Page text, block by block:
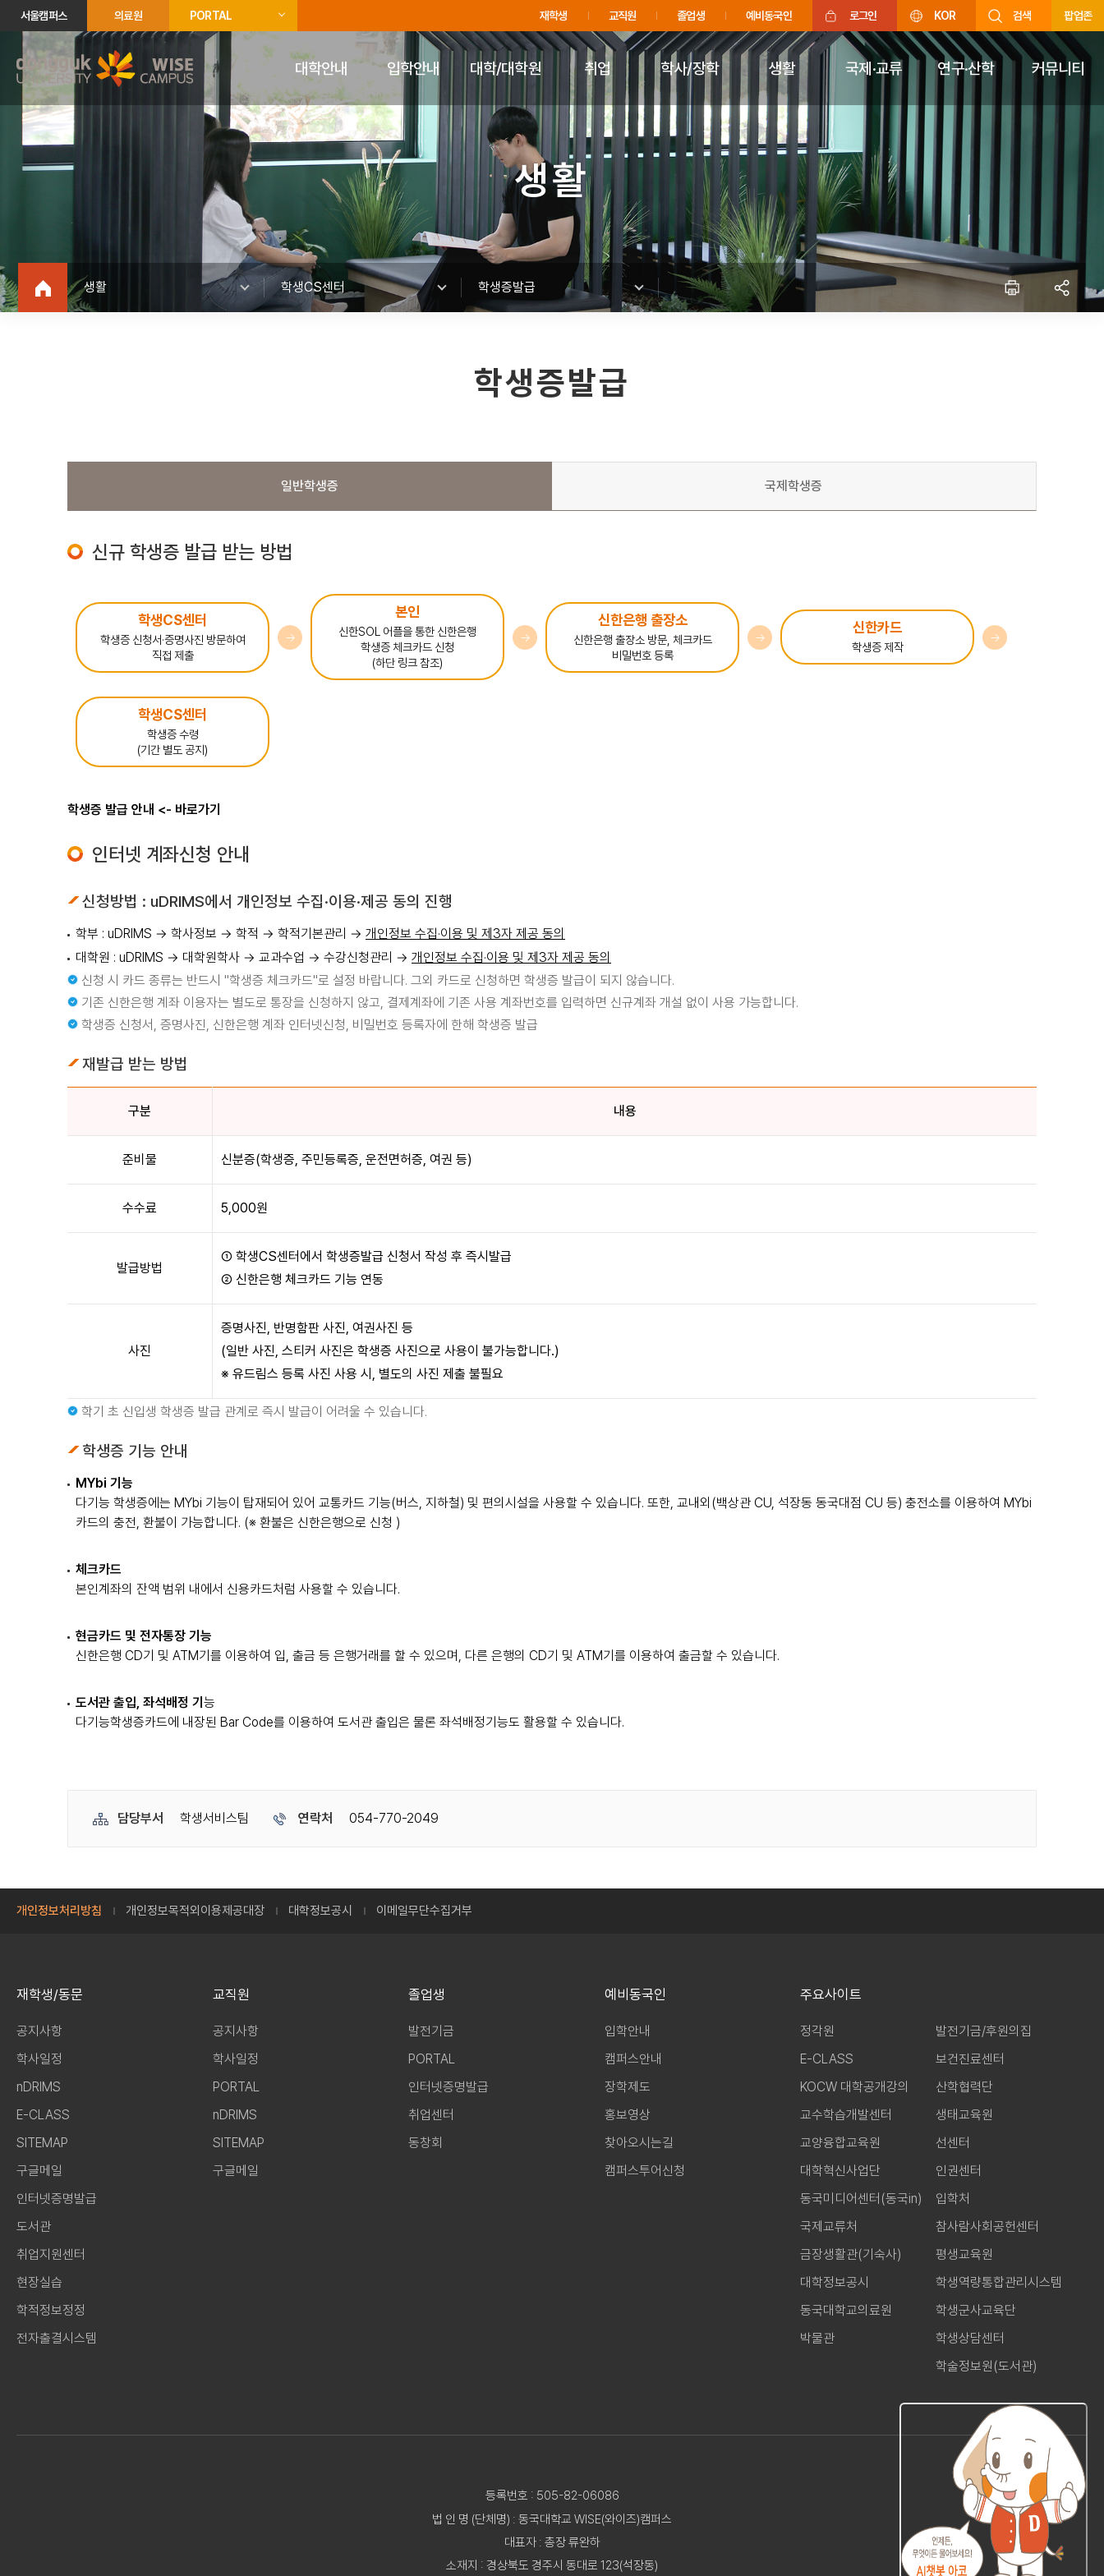
주메뉴 바로가기
푸터 바로가기
서울캠퍼스 의료원 PORTAL 재학생 교직원 졸업생 예비동국인 로그인 KOR 검색 팝업존
대학안내 입학안내 대학/대학원 취업 학사/장학 생활 국제·교류 연구·산학 커뮤니티
생활
생활 학생CS센터 학생증발급
학생증발급
일반학생증 국제학생증
신규 학생증 발급 받는 방법
학생CS센터
학생증 신청서·증명사진 방문하여
직접 제출
→
본인
신한SOL 어플을 통한 신한은행
학생증 체크카드 신청
(하단 링크 참조)
→
신한은행 출장소
신한은행 출장소 방문, 체크카드
비밀번호 등록
→
신한카드
학생증 제작
→
학생CS센터
학생증 수령
(기간 별도 공지)
학생증 발급 안내 <- 바로가기
인터넷 계좌신청 안내
신청방법 : uDRIMS에서 개인정보 수집·이용·제공 동의 진행
학부 : uDRIMS → 학사정보 → 학적 → 학적기본관리 → 개인정보 수집·이용 및 제3자 제공 동의
대학원 : uDRIMS → 대학원학사 → 교과수업 → 수강신청관리 → 개인정보 수집·이용 및 제3자 제공 동의
신청 시 카드 종류는 반드시 "학생증 체크카드"로 설정 바랍니다. 그외 카드로 신청하면 학생증 발급이 되지 않습니다.
기존 신한은행 계좌 이용자는 별도로 통장을 신청하지 않고, 결제계좌에 기존 사용 계좌번호를 입력하면 신규계좌 개설 없이 사용 가능합니다.
학생증 신청서, 증명사진, 신한은행 계좌 인터넷신청, 비밀번호 등록자에 한해 학생증 발급
재발급 받는 방법
구분 내용
준비물 신분증(학생증, 주민등록증, 운전면허증, 여권 등)
수수료 5,000원
발급방법
① 학생CS센터에서 학생증발급 신청서 작성 후 즉시발급
② 신한은행 체크카드 기능 연동
사진
증명사진, 반명함판 사진, 여권사진 등
(일반 사진, 스티커 사진은 학생증 사진으로 사용이 불가능합니다.)
※ 유드림스 등록 사진 사용 시, 별도의 사진 제출 불필요
학기 초 신입생 학생증 발급 관계로 즉시 발급이 어려울 수 있습니다.
학생증 기능 안내
MYbi 기능
다기능 학생증에는 MYbi 기능이 탑재되어 있어 교통카드 기능(버스, 지하철) 및 편의시설을 사용할 수 있습니다. 또한, 교내외(백상관 CU, 석장동 동국대점 CU 등) 충전소를 이용하여 MYbi
카드의 충전, 환불이 가능합니다. (※ 환불은 신한은행으로 신청 )
체크카드
본인계좌의 잔액 범위 내에서 신용카드처럼 사용할 수 있습니다.
현금카드 및 전자통장 기능
신한은행 CD기 및 ATM기를 이용하여 입, 출금 등 은행거래를 할 수 있으며, 다른 은행의 CD기 및 ATM기를 이용하여 출금할 수 있습니다.
도서관 출입, 좌석배정 기 능
다기능학생증카드에 내장된 Bar Code를 이용하여 도서관 출입은 물론 좌석배정기능도 활용할 수 있습니다.
담당부서 학생서비스팀 연락처 054-770-2049
개인정보처리방침 개인정보목적외이용제공대장 대학정보공시 이메일무단수집거부
재학생/동문
공지사항
학사일정
nDRIMS
E-CLASS
SITEMAP
구글메일
인터넷증명발급
도서관
취업지원센터
현장실습
학적정보정정
전자출결시스템
교직원
공지사항
학사일정
PORTAL
nDRIMS
SITEMAP
구글메일
졸업생
발전기금
PORTAL
인터넷증명발급
취업센터
동창회
예비동국인
입학안내
캠퍼스안내
장학제도
홍보영상
찾아오시는길
캠퍼스투어신청
주요사이트
정각원
E-CLASS
KOCW 대학공개강의
교수학습개발센터
교양융합교육원
대학혁신사업단
동국미디어센터(동국in)
국제교류처
금장생활관(기숙사)
대학정보공시
동국대학교의료원
박물관
발전기금/후원의집
보건진료센터
산학협력단
생태교육원
선센터
인권센터
입학처
참사람사회공헌센터
평생교육원
학생역량통합관리시스템
학생군사교육단
학생상담센터
학술정보원(도서관)
등록번호 : 505-82-06086
법 인 명 (단체명) : 동국대학교 WISE(와이즈)캠퍼스
대표자 : 총장 류완하
소재지 : 경상북도 경주시 동대로 123(석장동)